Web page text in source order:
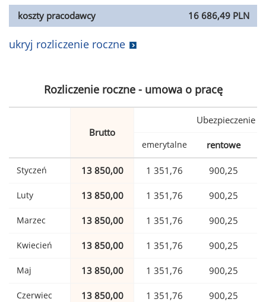
koszty pracodawcy
16 686,49 PLN
ukryj rozliczenie roczne
Rozliczenie roczne - umowa o pracę
Brutto
Ubezpieczenie
emerytalne rentowe
Styczeń 13 850,00 1 351,76 900,25
Luty 13 850,00 1 351,76 900,25
Marzec 13 850,00 1 351,76 900,25
Kwiecień 13 850,00 1 351,76 900,25
Maj 13 850,00 1 351,76 900,25
Czerwiec 13 850,00 1 351,76 900,25